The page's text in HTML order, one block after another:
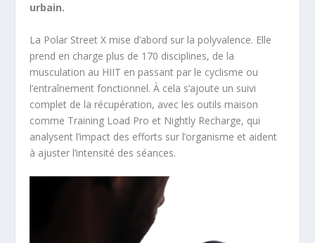
urbain.
La Polar Street X mise d’abord sur la polyvalence. Elle
prend en charge plus de 170 disciplines, de la
musculation au HIIT en passant par le cyclisme ou
l’entraînement fonctionnel. À cela s’ajoute un suivi
complet de la récupération, avec les outils maison
comme Training Load Pro et Nightly Recharge, qui
analysent l’impact des efforts sur l’organisme et aident
à ajuster l’intensité des séances.